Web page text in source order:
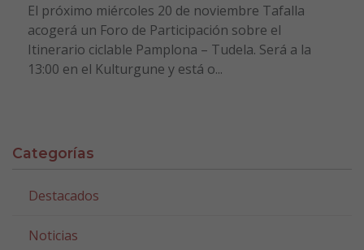
El próximo miércoles 20 de noviembre Tafalla
acogerá un Foro de Participación sobre el
Itinerario ciclable Pamplona – Tudela. Será a la
13:00 en el Kulturgune y está o...
Categorías
Destacados
Noticias